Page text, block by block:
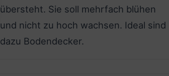
übersteht. Sie soll mehrfach blühen
und nicht zu hoch wachsen. Ideal sind
dazu Bodendecker.